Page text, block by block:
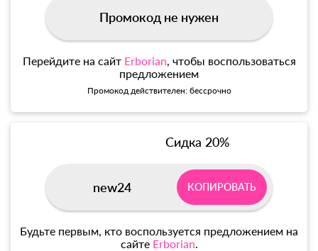
Промокод не нужен
Перейдите на сайт Erborian , чтобы воспользоваться
предложением
Промокод действителен: бессрочно
Сидка 20%
new24 КОПИРОВАТЬ
Будьте первым, кто воспользуется предложением на
сайте Erborian